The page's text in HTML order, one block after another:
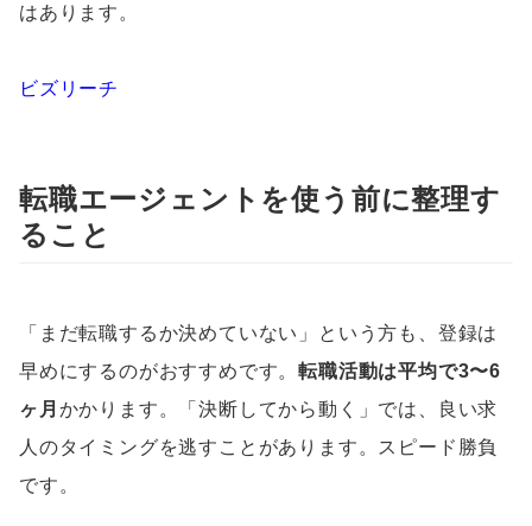
はあります。
ビズリーチ
転職エージェントを使う前に整理す
ること
「まだ転職するか決めていない」という方も、登録は
早めにするのがおすすめです。転職活動は平均で3〜6
ヶ月 かかります。「決断してから動く」では、良い求
人のタイミングを逃すことがあります。スピード勝負
です。